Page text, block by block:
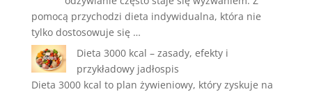
pomocą przychodzi dieta indywidualna, która nie
tylko dostosowuje się …
Dieta 3000 kcal – zasady, efekty i
przykładowy jadłospis
Dieta 3000 kcal to plan żywieniowy, który zyskuje na